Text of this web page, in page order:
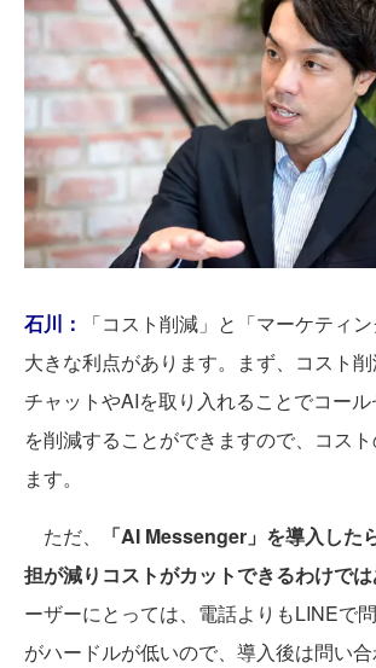
石川：
「コスト削減」と「マーケティン
大きな利点があります。まず、コスト削
チャットやAIを取り入れることでコー
を削減することができますので、コス
ます。
ただ、
「AI Messenger」を導入した
担が減りコストがカットできるわけで
ーザーにとっては、電話よりもLINEで
がハードルが低いので、導入後は問い